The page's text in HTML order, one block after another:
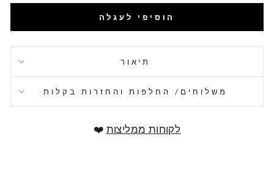
הוסיפי לעגלה
תיאור
משלוחים/ החלפות והחזרות בקלות
לקוחות ממליצות ❤️